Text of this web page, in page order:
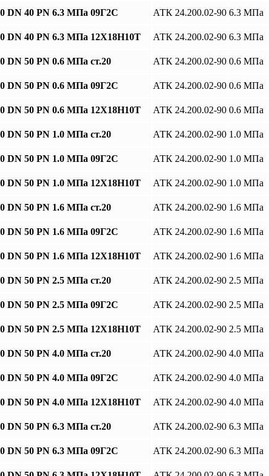
DN 40 PN 6.3 МПа 09Г2С АТК 24.200.02-90 6.3 МПа
DN 40 PN 6.3 МПа 12Х18Н10Т АТК 24.200.02-90 6.3 МПа
DN 50 PN 0.6 МПа ст.20 АТК 24.200.02-90 0.6 МПа
DN 50 PN 0.6 МПа 09Г2С АТК 24.200.02-90 0.6 МПа
DN 50 PN 0.6 МПа 12Х18Н10Т АТК 24.200.02-90 0.6 МПа
DN 50 PN 1.0 МПа ст.20 АТК 24.200.02-90 1.0 МПа
DN 50 PN 1.0 МПа 09Г2С АТК 24.200.02-90 1.0 МПа
DN 50 PN 1.0 МПа 12Х18Н10Т АТК 24.200.02-90 1.0 МПа
DN 50 PN 1.6 МПа ст.20 АТК 24.200.02-90 1.6 МПа
DN 50 PN 1.6 МПа 09Г2С АТК 24.200.02-90 1.6 МПа
DN 50 PN 1.6 МПа 12Х18Н10Т АТК 24.200.02-90 1.6 МПа
DN 50 PN 2.5 МПа ст.20 АТК 24.200.02-90 2.5 МПа
DN 50 PN 2.5 МПа 09Г2С АТК 24.200.02-90 2.5 МПа
DN 50 PN 2.5 МПа 12Х18Н10Т АТК 24.200.02-90 2.5 МПа
DN 50 PN 4.0 МПа ст.20 АТК 24.200.02-90 4.0 МПа
DN 50 PN 4.0 МПа 09Г2С АТК 24.200.02-90 4.0 МПа
DN 50 PN 4.0 МПа 12Х18Н10Т АТК 24.200.02-90 4.0 МПа
DN 50 PN 6.3 МПа ст.20 АТК 24.200.02-90 6.3 МПа
DN 50 PN 6.3 МПа 09Г2С АТК 24.200.02-90 6.3 МПа